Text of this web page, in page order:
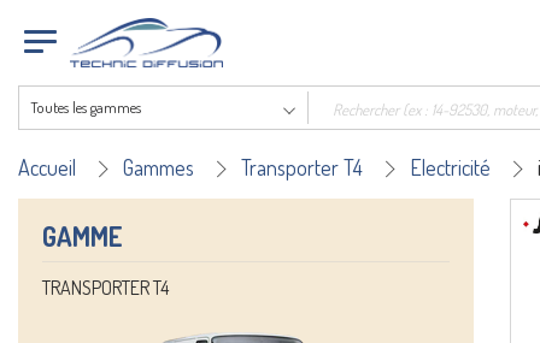
Toutes les gammes
Accueil Gammes Transporter T4 Electricité
GAMME
TRANSPORTER T4